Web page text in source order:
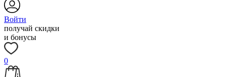
Войти
получай скидки
и бонусы
0